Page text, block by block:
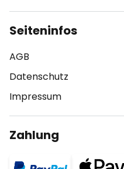
Seiteninfos
AGB
Datenschutz
Impressum
Zahlung